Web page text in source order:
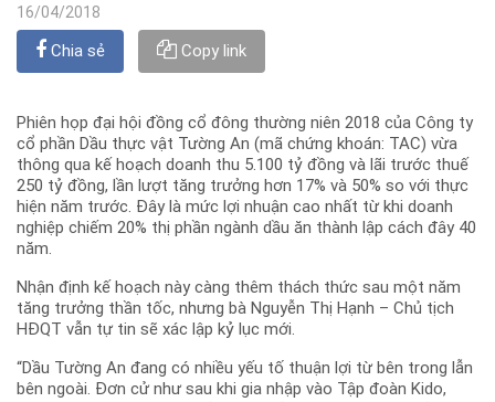
Nhà sáng lập
Ngành bánh
Tin tức & sự kiện
Thông cáo báo chí của tập đoàn
Nhà đầu tư
Thông điệp
Thông tin cổ phần
Các công ty thành viên
Liên hệ
Liên hệ
Giới thiệu
Nhu cầu tuyển dụng
16/04/2018
Chia sẻ Copy link
Phiên họp đại hội đồng cổ đông thường niên 2018 của Công ty
cổ phần Dầu thực vật Tường An (mã chứng khoán: TAC) vừa
thông qua kế hoạch doanh thu 5.100 tỷ đồng và lãi trước thuế
250 tỷ đồng, lần lượt tăng trưởng hơn 17% và 50% so với thực
hiện năm trước. Đây là mức lợi nhuận cao nhất từ khi doanh
nghiệp chiếm 20% thị phần ngành dầu ăn thành lập cách đây 40
năm.
Nhận định kế hoạch này càng thêm thách thức sau một năm
tăng trưởng thần tốc, nhưng bà Nguyễn Thị Hạnh – Chủ tịch
HĐQT vẫn tự tin sẽ xác lập kỷ lục mới.
“Dầu Tường An đang có nhiều yếu tố thuận lợi từ bên trong lẫn
bên ngoài. Đơn cử như sau khi gia nhập vào Tập đoàn Kido,